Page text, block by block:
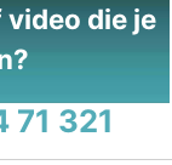
die je
71 321